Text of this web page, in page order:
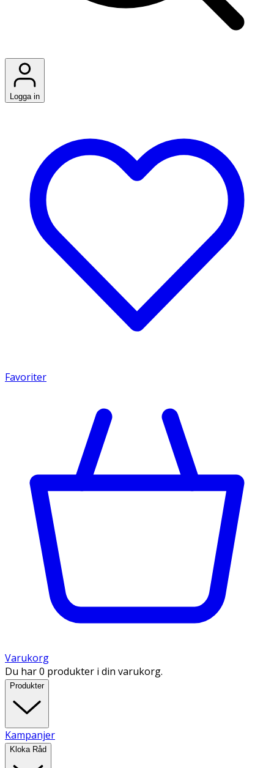
Logga in
Favoriter
Varukorg
Du har 0 produkter i din varukorg.
Produkter
Kampanjer
Kloka Råd